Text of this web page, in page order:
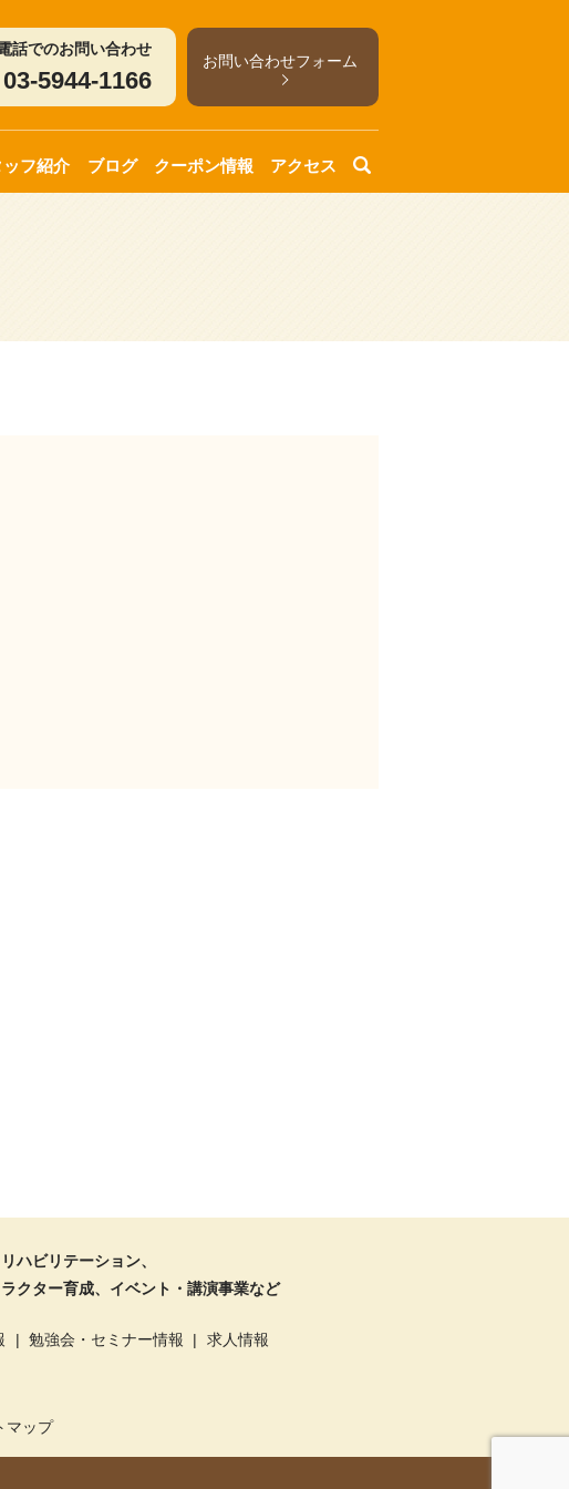
話でのお問い合わせ
03-5944-1166
お問い合わせフォーム
ッフ紹介 ブログ クーポン情報 アクセス
ハビリテーション、
クター育成、イベント・講演事業など
勉強会・セミナー情報 求人情報
マップ